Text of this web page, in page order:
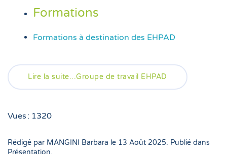
Formations
Formations à destination des EHPAD
Lire la suite...Groupe de travail EHPAD
Vues : 1320
Rédigé par MANGINI Barbara le 13 Août 2025. Publié dans
Présentation.